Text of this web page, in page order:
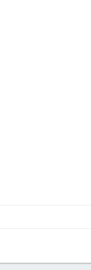
ili fotografije.